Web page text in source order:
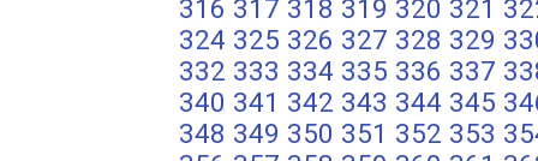
316 317 318 319 320 321
324 325 326 327 328 329
332 333 334 335 336 337
340 341 342 343 344 345
348 349 350 351 352 353